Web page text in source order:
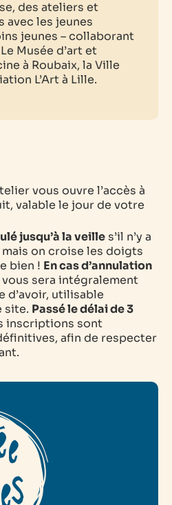
des ateliers et
les jeunes
jeunes – collaborant
Musée d’art et
à Roubaix, la Ville
L’Art à Lille.
vous ouvre l’accès à
valable le jour de votre
jusqu’à la veille s’il n’y a
on croise les doigts
bien ! En cas d’annulation
vous sera intégralement
d’avoir, utilisable
site. Passé le délai de 3
inscriptions sont
afin de respecter